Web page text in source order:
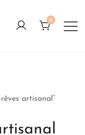
0
artisanal”